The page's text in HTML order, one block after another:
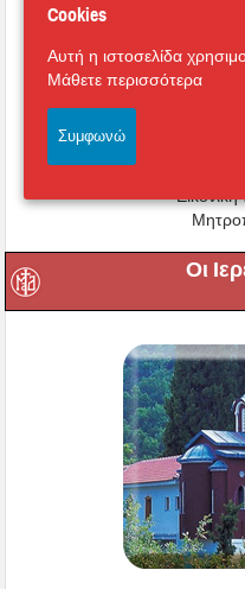
Οι
Cookies
Αυτή η ιστοσελίδα
Μάθετε περισσότερα
Συμφωνώ